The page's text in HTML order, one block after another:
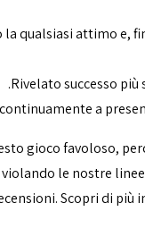
qualsiasi attimo e,
Rivelato successo
a
gioco favoloso,
le nostre
Scopri di